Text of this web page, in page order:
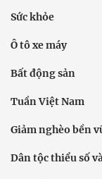
Sức khỏe
Ô tô xe máy
Bất động sản
Tuần Việt Nam
Giảm nghèo bền
Dân tộc thiểu số